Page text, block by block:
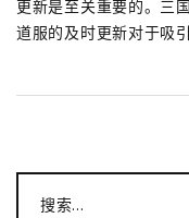
更新是至关重要的。三
道服的及时更新对于吸
搜索...